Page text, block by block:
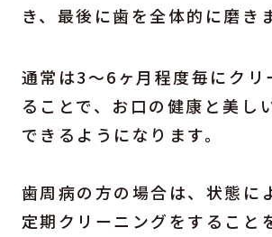
き、最後に歯を全体的に磨き
通常は3～6ヶ月程度毎にクリ
ることで、お口の健康と美し
できるようになります。
歯周病の方の場合は、状態に
定期クリーニングをすること